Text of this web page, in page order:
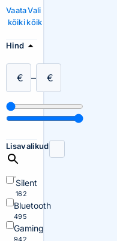
Vaata
kõiki
Vali
kõik
Hind
€ – €
Lisavalikud
Silent
162
Bluetooth
495
Gaming
942